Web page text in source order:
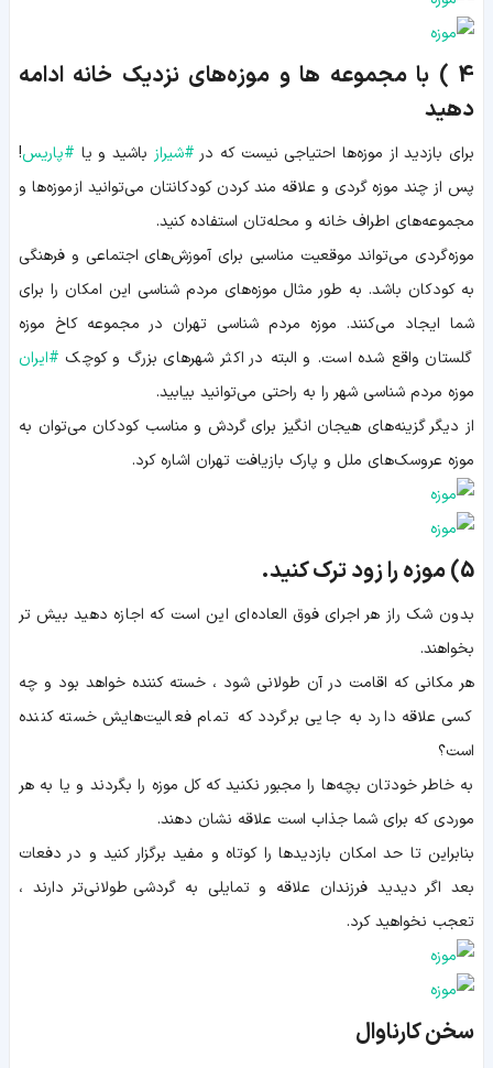
4 ) با مجموعه ها و موزه‌های نزدیک خانه ادامه
دهید
برای بازدید از موزه‌ها احتیاجی نیست که در #شیراز باشید و یا #پاریس!
پس از چند موزه گردی و علاقه مند کردن کودکانتان می‌توانید از موزه‌ها و
مجموعه‌های اطراف خانه و محله‌تان استفاده کنید.
موزه‌گردی می‌تواند موقعیت مناسبی برای آموزش‌های اجتماعی و فرهنگی
به کودکان باشد. به طور مثال موزه‌های مردم شناسی این امکان را برای
شما ایجاد می‌کنند. موزه مردم شناسی تهران در مجموعه کاخ موزه
گلستان واقع شده است. و البته در اکثر شهرهای بزرگ و کوچک #ایران
موزه مردم شناسی شهر را به راحتی می‌توانید بیابید.
از دیگر گزینه‌های هیجان انگیز برای گردش و مناسب کودکان می‌توان به
موزه عروسک‌های ملل و پارک بازیافت تهران اشاره کرد.
5) موزه را زود ترک کنید.
بدون شک راز هر اجرای فوق العاده‌ای این است که اجازه دهید بیش تر
بخواهند.
هر مکانی که اقامت در آن طولانی شود ، خسته کننده خواهد بود و چه
کسی علاقه دارد به جایی برگردد که تمام فعالیت‌هایش خسته کننده
است؟
به خاطر خودتان بچه‌ها را مجبور نکنید که کل موزه را بگردند و یا به هر
موردی که برای شما جذاب است علاقه نشان دهند.
بنابراین تا حد امکان بازدیدها را کوتاه و مفید برگزار کنید و در دفعات
بعد اگر دیدید فرزندان علاقه و تمایلی به گردشی طولانی‌تر دارند ،
تعجب نخواهید کرد.
سخن کارناوال